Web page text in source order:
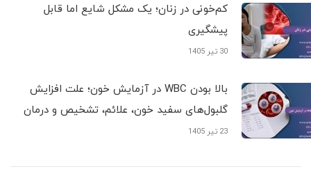
کم‌خونی در زنان؛ یک مشکل شایع اما قابل
پیشگیری
30 تیر 1405
بالا بودن WBC در آزمایش خون؛ علت افزایش
گلبول‌های سفید خون، علائم، تشخیص و درمان
23 تیر 1405